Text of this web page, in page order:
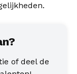
of deel de